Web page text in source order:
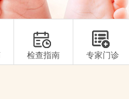
检查指南 专家门诊